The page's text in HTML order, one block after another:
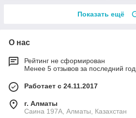
Показать ещё
О нас
Рейтинг не сформирован
Менее 5 отзывов за последний год
Работает с 24.11.2017
г. Алматы
Саина 197А, Алматы, Казахстан